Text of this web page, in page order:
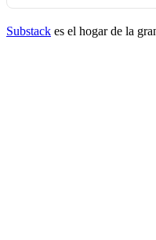
Substack es el hogar de la